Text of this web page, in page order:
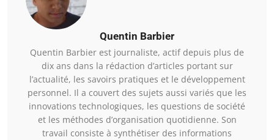
Quentin Barbier
Quentin Barbier est journaliste, actif depuis plus de
dix ans dans la rédaction d’articles portant sur
l’actualité, les savoirs pratiques et le développement
personnel. Il a couvert des sujets aussi variés que les
innovations technologiques, les questions de société
et les méthodes d’organisation quotidienne. Son
travail consiste à synthétiser des informations